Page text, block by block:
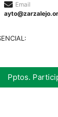
Email
Pptos.